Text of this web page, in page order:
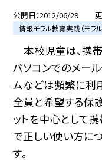
公開日 2012/06/29
情報モラル教育実践（モラ
本校児童は、携
パソコンでのメー
ムなどは頻繁に利
全員と希望する保
ットを中心として
で正しい使い方に
す。